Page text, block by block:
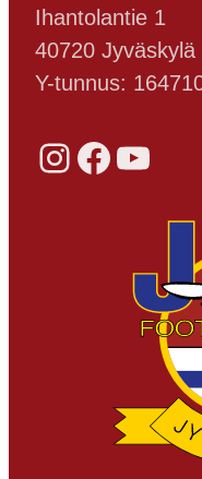
Ihantolantie 1
40720 Jyväskylä
Y-tunnus:
Instagram Facebook YouTube